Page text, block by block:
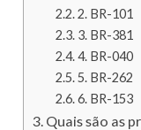
2. BR-101
3. BR-381
4. BR-040
5. BR-262
6. BR-153
Quais são as